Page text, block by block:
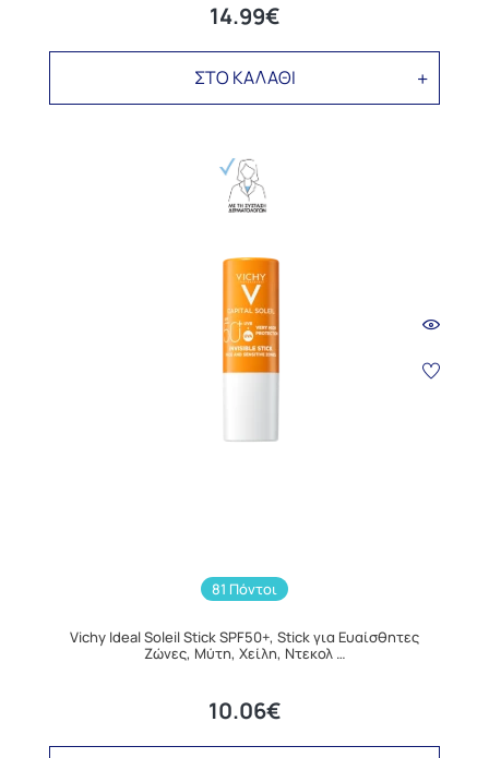
14.99€
ΣΤΟ ΚΑΛΑΘΙ
81 Πόντοι
Vichy Ideal Soleil Stick SPF50+, Stick για Ευαίσθητες
Ζώνες, Μύτη, Χείλη, Ντεκολ …
10.06€